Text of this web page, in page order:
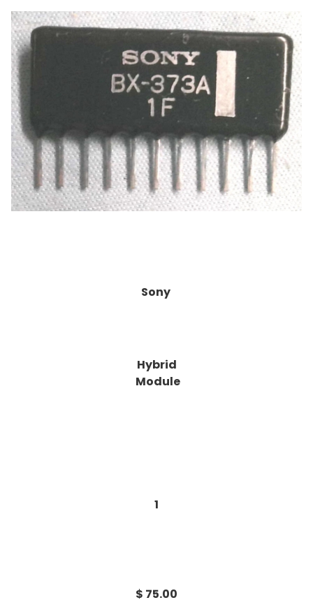
Sony
Hybrid
Module
1
$ 75.00